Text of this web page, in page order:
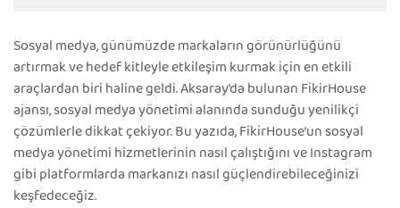
Sosyal medya, günümüzde markaların görünürlüğünü
artırmak ve hedef kitleyle etkileşim kurmak için en etkili
araçlardan biri haline geldi. Aksaray’da bulunan FikirHouse
ajansı, sosyal medya yönetimi alanında sunduğu yenilikçi
çözümlerle dikkat çekiyor. Bu yazıda, FikirHouse’un sosyal
medya yönetimi hizmetlerinin nasıl çalıştığını ve Instagram
gibi platformlarda markanızı nasıl güçlendirebileceğinizi
keşfedeceğiz.